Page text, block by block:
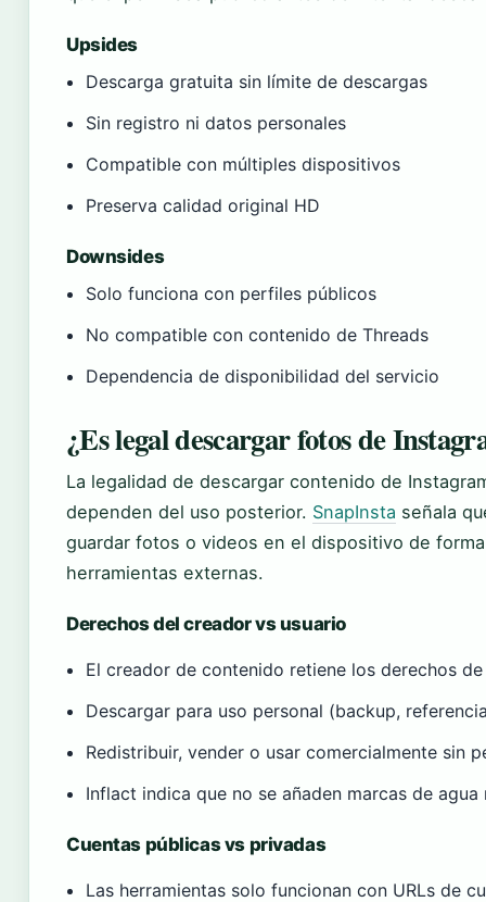
Upsides
Descarga gratuita sin límite de descargas
Sin registro ni datos personales
Compatible con múltiples dispositivos
Preserva calidad original HD
Downsides
Solo funciona con perfiles públicos
No compatible con contenido de Threads
Dependencia de disponibilidad del servicio
¿Es legal descargar fotos de
La legalidad de descargar contenido de
dependen del uso posterior. SnapInsta señala
guardar fotos o videos en el dispositivo de
herramientas externas.
Derechos del creador vs usuario
El creador de contenido retiene los derechos
Descargar para uso personal (backup,
Redistribuir, vender o usar comercialmente sin
Inflact indica que no se añaden marcas de
Cuentas públicas vs privadas
Las herramientas solo funcionan con URLs de